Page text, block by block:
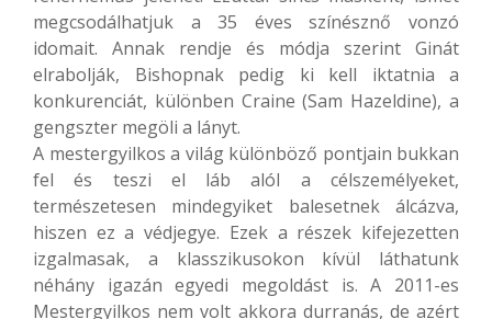
megcsodálhatjuk a 35 éves színésznő vonzó
idomait. Annak rendje és módja szerint Ginát
elrabolják, Bishopnak pedig ki kell iktatnia a
konkurenciát, különben Craine (Sam Hazeldine), a
gengszter megöli a lányt.
A mestergyilkos a világ különböző pontjain bukkan
fel és teszi el láb alól a célszemélyeket,
természetesen mindegyiket balesetnek álcázva,
hiszen ez a védjegye. Ezek a részek kifejezetten
izgalmasak, a klasszikusokon kívül láthatunk
néhány igazán egyedi megoldást is. A 2011-es
Mestergyilkos nem volt akkora durranás, de azért